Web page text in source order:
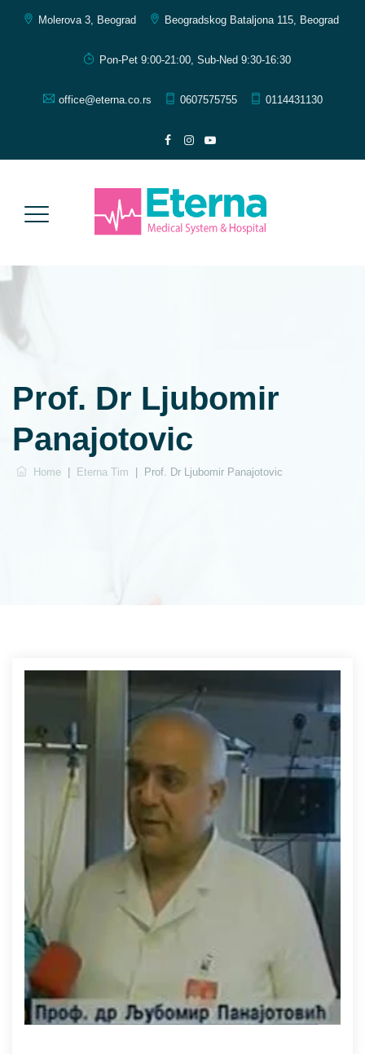
Molerova 3, Beograd Beogradskog Bataljona 115, Beograd
Pon-Pet 9:00-21:00, Sub-Ned 9:30-16:30
office@eterna.co.rs 0607575755 0114431130
Prof. Dr Ljubomir
Panajotovic
Home Eterna Tim Prof. Dr Ljubomir Panajotovic